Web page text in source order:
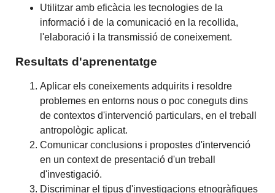
Utilitzar amb eficàcia les tecnologies de la
informació i de la comunicació en la recollida,
l'elaboració i la transmissió de coneixement.
Resultats d'aprenentatge
Aplicar els coneixements adquirits i resoldre
problemes en entorns nous o poc coneguts dins
de contextos d'intervenció particulars, en el treball
antropològic aplicat.
Comunicar conclusions i propostes d'intervenció
en un context de presentació d'un treball
d'investigació.
Discriminar el tipus d'investigacions etnogràfiques